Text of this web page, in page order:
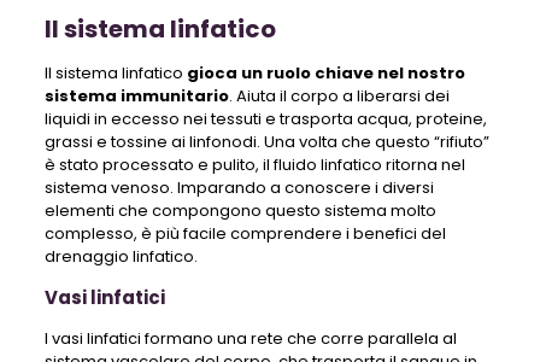
Il sistema linfatico
Il sistema linfatico gioca un ruolo chiave nel nostro
sistema immunitario. Aiuta il corpo a liberarsi dei
liquidi in eccesso nei tessuti e trasporta acqua, proteine,
grassi e tossine ai linfonodi. Una volta che questo “rifiuto”
è stato processato e pulito, il fluido linfatico ritorna nel
sistema venoso. Imparando a conoscere i diversi
elementi che compongono questo sistema molto
complesso, è più facile comprendere i benefici del
drenaggio linfatico.
Vasi linfatici
I vasi linfatici formano una rete che corre parallela al